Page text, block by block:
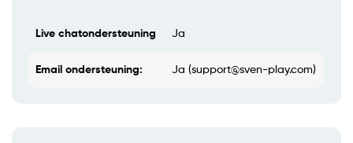
Live chatondersteuning Ja
Email ondersteuning: Ja (support@sven-play.com)